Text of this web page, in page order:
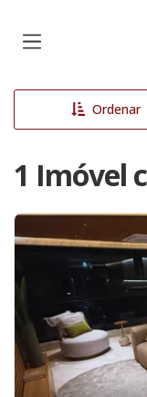
Ordenar
1 Imóvel